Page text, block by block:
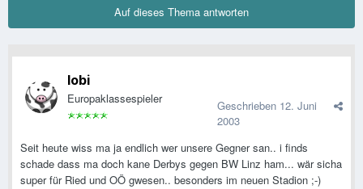
Auf dieses Thema antworten
lobi
Europaklassespieler Geschrieben 12. Juni
2003
Seit heute wiss ma ja endlich wer unsere Gegner san.. i finds
schade dass ma doch kane Derbys gegen BW Linz ham... wär sicha
super für Ried und OÖ gwesen.. besonders im neuen Stadion ;-)